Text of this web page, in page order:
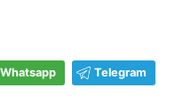
Whatsapp Telegram